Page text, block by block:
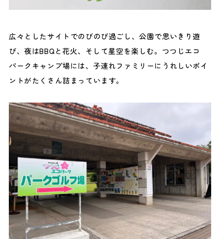
広々としたサイトでのびのび過ごし、公園で思いきり遊
び、夜はBBQと花火、そして星空を楽しむ。つつじエコ
パークキャンプ場には、子連れファミリーにうれしいポイ
ントがたくさん詰まっています。